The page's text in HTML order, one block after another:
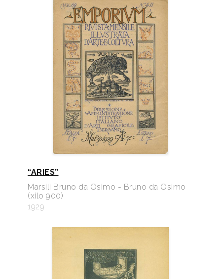
“ARIES”
Marsili Bruno da Osimo - Bruno da Osimo
(xilo 900)
1929